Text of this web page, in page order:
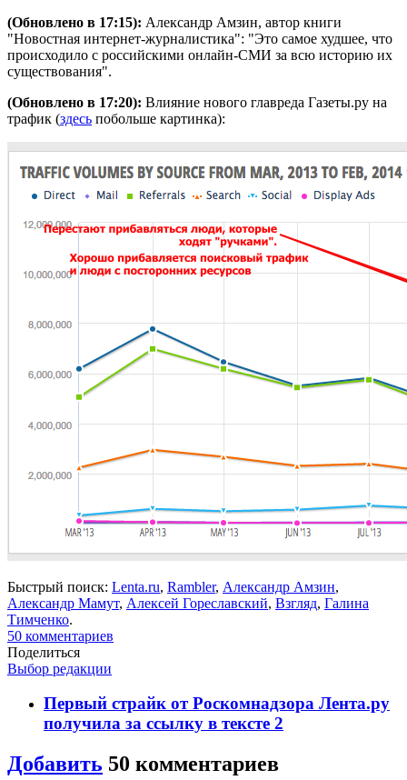
(Обновлено в 17:15): Александр Амзин, автор книги
"Новостная интернет-журналистика": "Это самое худшее, что
происходило с российскими онлайн-СМИ за всю историю их
существования".
(Обновлено в 17:20): Влияние нового главреда Газеты.ру на
трафик (здесь побольше картинка):
Быстрый поиск: Lenta.ru, Rambler, Александр Амзин,
Александр Мамут, Алексей Гореславский, Взгляд, Галина
Тимченко.
50 комментариев
Поделиться
Выбор редакции
Первый страйк от Роскомнадзора Лента.ру
получила за ссылку в тексте 2
Добавить 50 комментариев